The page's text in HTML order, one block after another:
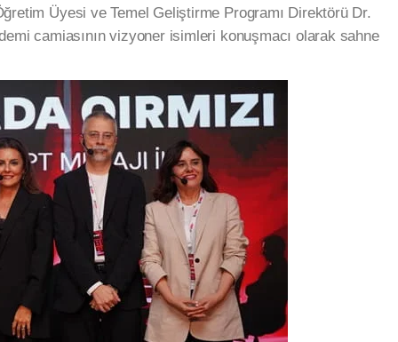
Üyesi ve Temel Geliştirme Programı Direktörü Dr.
camiasının vizyoner isimleri konuşmacı olarak sahne